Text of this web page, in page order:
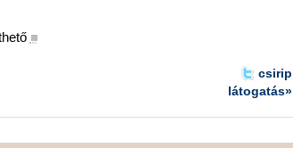
■
csirip
látogatás»